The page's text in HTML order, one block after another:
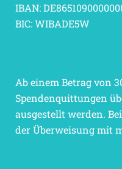
IBAN:
BIC: WIBADE5W
Ab einem Betrag von
Spendenquittungen
ausgestellt werden.
der Überweisung mit